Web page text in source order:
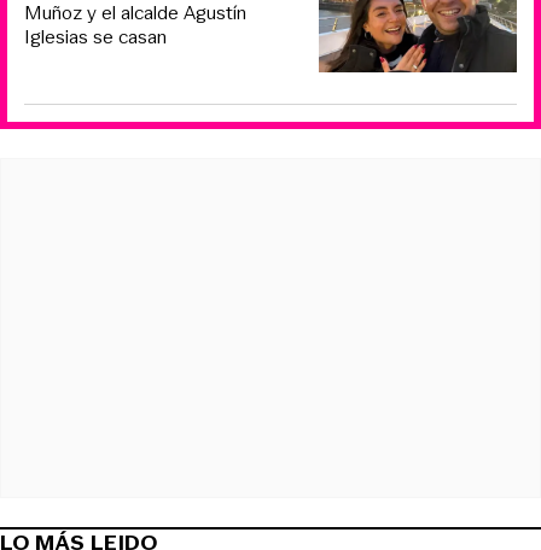
Muñoz y el alcalde Agustín
Iglesias se casan
LO MÁS LEIDO